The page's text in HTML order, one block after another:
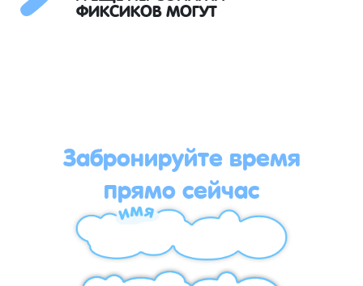
ФИКСИКОВ МОГУТ
Забронируйте время
прямо сейчас